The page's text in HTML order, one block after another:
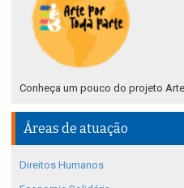
Conheça um pouco do projeto
Áreas de atuação
Direitos Humanos